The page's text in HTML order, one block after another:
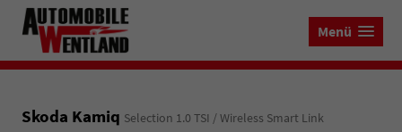
Menü
Skoda Kamiq Selection 1.0 TSI / Wireless Smart Link